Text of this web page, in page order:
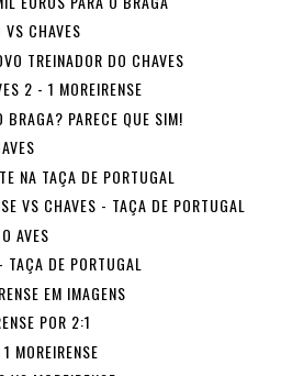
VS CHAVES
TREINADOR DO CHAVES
2 - 1 MOREIRENSE
BRAGA? PARECE QUE SIM!
NA TAÇA DE PORTUGAL
VS CHAVES - TAÇA DE PORTUGAL
AVES
TAÇA DE PORTUGAL
EM IMAGENS
POR 2:1
MOREIRENSE